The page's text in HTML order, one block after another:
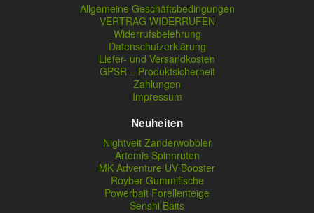
Allgemeine Geschäftsbedingungen
VERTRAG WIDERRUFEN
Widerrufsbelehrung
Datenschutzerklärung
Liefer- und Versandkosten
GPSR – Produktsicherheit
Zahlungen
Impressum
Neuheiten
Nightveit Zanderwobbler
Artemis Spinnruten
MK Adventure UV Booster
Royber Gummifische
Powerbait Forellenteige
Senshi Baits